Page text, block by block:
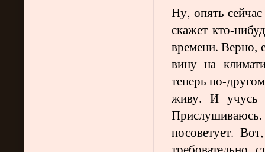
Ну, опять
скажет кто-
времени. Верно,
вину на
теперь по-
живу. И учусь
Прислушиваюсь.
посоветует.